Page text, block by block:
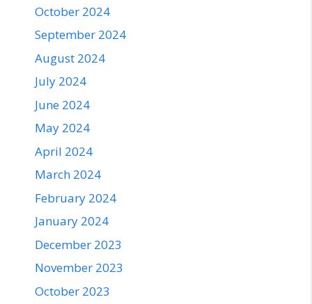
October 2024
September 2024
August 2024
July 2024
June 2024
May 2024
April 2024
March 2024
February 2024
January 2024
December 2023
November 2023
October 2023